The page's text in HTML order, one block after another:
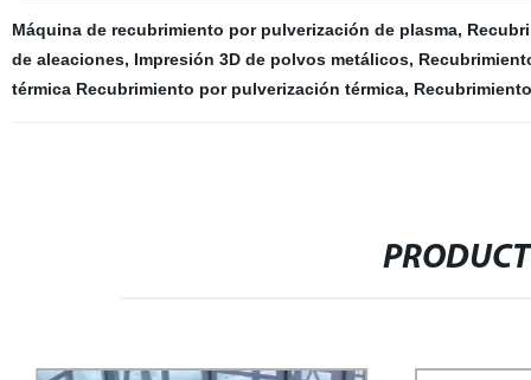
Máquina de recubrimiento por pulverización de plasma,
de aleaciones, Impresión 3D de polvos metálicos,
térmica Recubrimiento por pulverización térmica,